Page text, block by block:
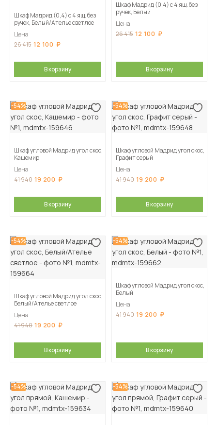
Шкаф Мадрид (0,4) с 4 ящ. без
ручек, Белый/Ателье светлое
Цена
26 415 12 100
В корзину
Шкаф Мадрид (0,4) с 4 ящ. без
ручек, Белый
Цена
26 415 12 100
В корзину
-54%
Шкаф угловой Мадрид угол скос,
Кашемир
Цена
41 940 19 200
В корзину
-54%
Шкаф угловой Мадрид угол скос,
Графит серый
Цена
41 940 19 200
В корзину
-54%
Шкаф угловой Мадрид угол скос,
Белый/Ателье светлое
Цена
41 940 19 200
В корзину
-54%
Шкаф угловой Мадрид угол скос,
Белый
Цена
41 940 19 200
В корзину
-54% -54%